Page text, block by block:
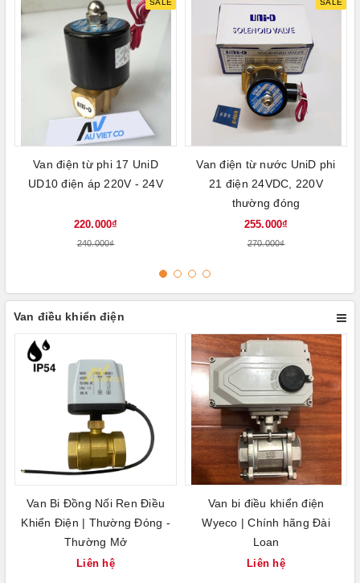
SALE
Van điện từ phi 17 UniD
UD10 điện áp 220V - 24V
220.000₫
240.000₫
SALE
Van điện từ nước UniD phi
21 điện 24VDC, 220V
thường đóng
255.000₫
270.000₫
Van điều khiển điện
Van Bi Đồng Nối Ren Điều
Khiển Điện | Thường Đóng -
Thường Mở
Liên hệ
Van bi điều khiển điện
Wyeco | Chính hãng Đài
Loan
Liên hệ